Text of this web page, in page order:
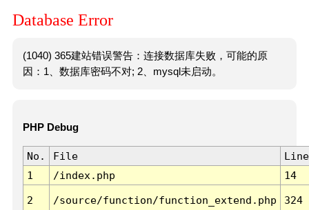
Database Error
(1040) 365建站错误警告：连接数据库失败，可能的原
因：1、数据库密码不对; 2、mysql未启动。
PHP Debug
No. File
Line
1
/index.php 14
2 /source/function/function_extend.php 324